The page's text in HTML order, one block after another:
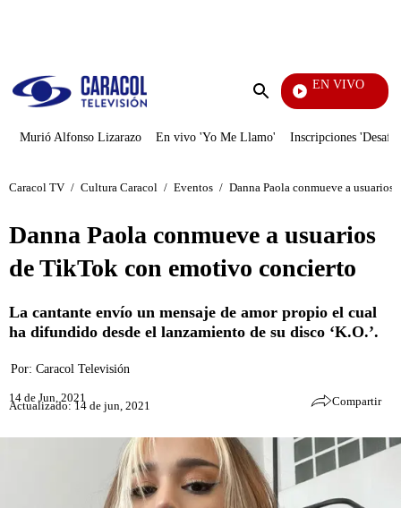
Enviar
EN VIVO
Noticias Caracol
Murió Alfonso Lizarazo En vivo 'Yo Me Llamo' Inscripciones
Caracol TV / Cultura Caracol / Eventos / Danna Paola conmueve a
Danna Paola conmueve a usuarios
de TikTok con emotivo concierto
La cantante envío un mensaje de amor propio el cual
ha difundido desde el lanzamiento de su disco ‘K.O.’.
Por: Caracol Televisión
14 de Jun, 2021
Actualizado: 14 de jun, 2021 Compartir